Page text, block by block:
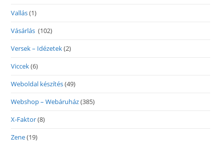
Vallás(1)
Vásárlás (102)
Versek – Idézetek(2)
Viccek(6)
Weboldal készítés(49)
Webshop – Webáruház(385)
X-Faktor(8)
Zene(19)